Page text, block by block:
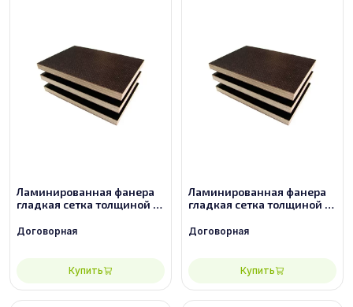
Ламинированная фанера
гладкая сетка толщиной 21
сорт 2/2
Договорная
Купить
Ламинированная фанера
гладкая сетка толщиной 21
сорт 3/3
Договорная
Купить